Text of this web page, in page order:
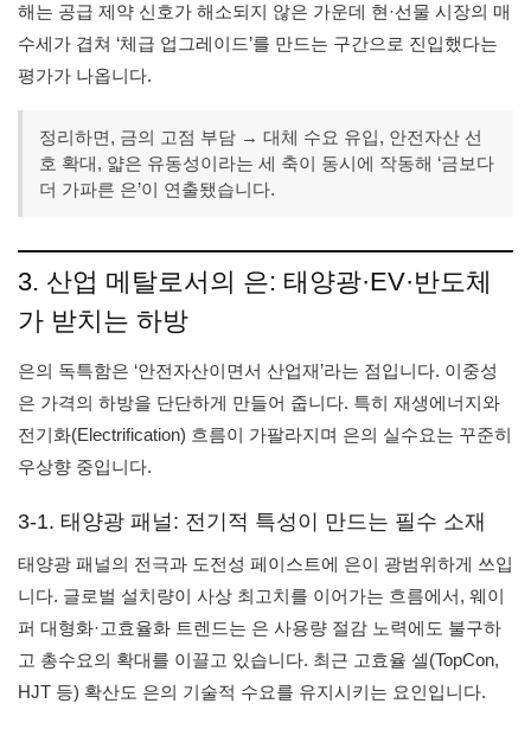
해는 공급 제약 신호가 해소되지 않은 가운데 현·선물 시장의 매
수세가 겹쳐 ‘체급 업그레이드’를 만드는 구간으로 진입했다는
평가가 나옵니다.
정리하면, 금의 고점 부담 → 대체 수요 유입, 안전자산 선
호 확대, 얇은 유동성이라는 세 축이 동시에 작동해 ‘금보다
더 가파른 은’이 연출됐습니다.
3. 산업 메탈로서의 은: 태양광·EV·반도체
가 받치는 하방
은의 독특함은 ‘안전자산이면서 산업재’라는 점입니다. 이중성
은 가격의 하방을 단단하게 만들어 줍니다. 특히 재생에너지와
전기화(Electrification) 흐름이 가팔라지며 은의 실수요는 꾸준히
우상향 중입니다.
3-1. 태양광 패널: 전기적 특성이 만드는 필수 소재
태양광 패널의 전극과 도전성 페이스트에 은이 광범위하게 쓰입
니다. 글로벌 설치량이 사상 최고치를 이어가는 흐름에서, 웨이
퍼 대형화·고효율화 트렌드는 은 사용량 절감 노력에도 불구하
고 총수요의 확대를 이끌고 있습니다. 최근 고효율 셀(TopCon,
HJT 등) 확산도 은의 기술적 수요를 유지시키는 요인입니다.